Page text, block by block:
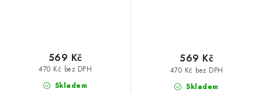
Skladem
470 Kč bez DPH
569 Kč
Skladem
470 Kč bez DPH
569 Kč